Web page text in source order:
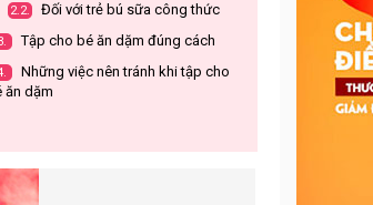
2.2. Đối với trẻ bú sữa công thức
Tập cho bé ăn dặm đúng cách
Những việc nên tránh khi tập cho
ăn dặm